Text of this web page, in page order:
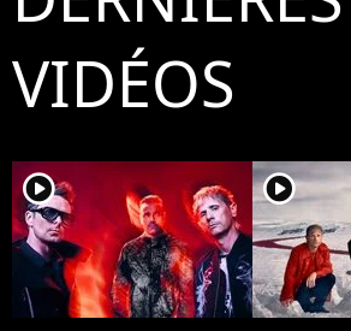
VIDÉOS
player2 player2